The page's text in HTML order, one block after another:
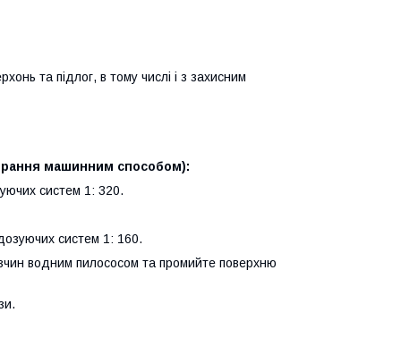
та підлог, в тому числі і з захисним
машинним способом):
систем 1: 320.
систем 1: 160.
водним пилососом та промийте поверхню